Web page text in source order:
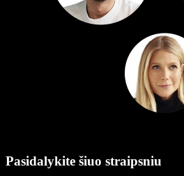
Pasidalykite šiuo straipsniu